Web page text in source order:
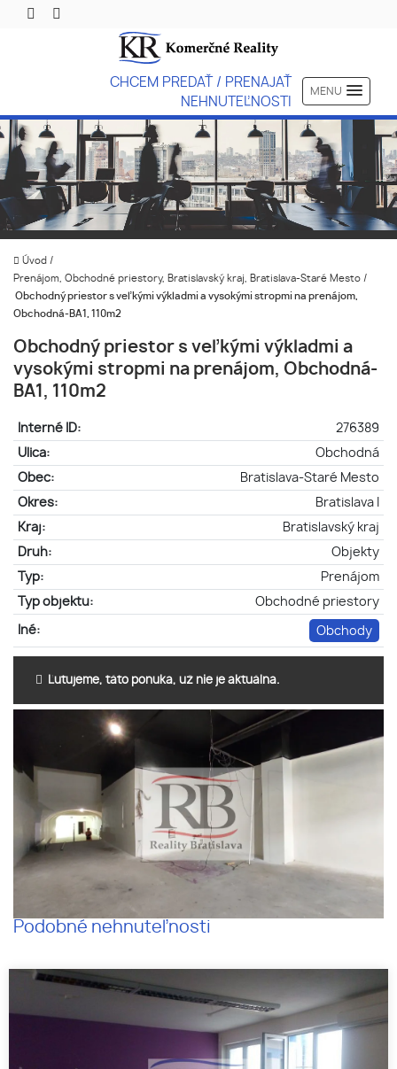
CHCEM PREDAŤ / PRENAJAŤ
NEHNUTEĽNOSTI
MENU
Úvod /
Prenájom, Obchodné priestory, Bratislavský kraj, Bratislava-Staré Mesto /
Obchodný priestor s veľkými výkladmi a vysokými stropmi na prenájom,
Obchodná-BA1, 110m2
Obchodný priestor s veľkými výkladmi a
vysokými stropmi na prenájom, Obchodná-
BA1, 110m2
Interné ID:
276389
Ulica:
Obchodná
Obec:
Bratislava-Staré Mesto
Okres:
Bratislava I
Kraj:
Bratislavský kraj
Druh:
Objekty
Typ:
Prenájom
Typ objektu:
Obchodné priestory
Iné: Obchody
Ľutujeme, táto ponuka, už nie je aktuálna.
Podobné nehnuteľnosti